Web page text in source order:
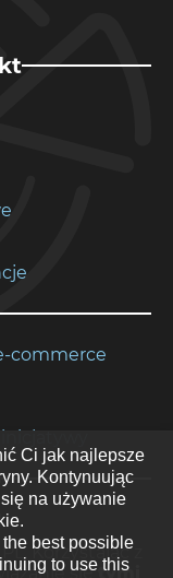
Ci jak najlepsze
Kontynuując
na używanie
best possible
to use this
commerce
Korzystając z
się tymi